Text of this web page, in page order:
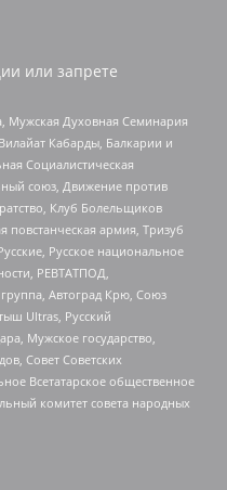
или запрете
Мужская Духовная Семинария
Кабарды, Балкарии и
Социалистическая
союз, Движение против
Клуб Болельщиков
армия, Тризуб
Русское национальное
РЕВТАТПОД,
Автоград Крю, Союз
Ultras, Русский
Мужское государство,
Совет Советских
Всетатарское общественное
комитет совета народных